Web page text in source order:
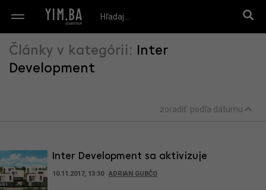
Články v kategórii: Inter
Development
zoradiť: podľa dátumu
Inter Development sa aktivizuje
10.11.2017, 13:30 ADRIAN GUBČO